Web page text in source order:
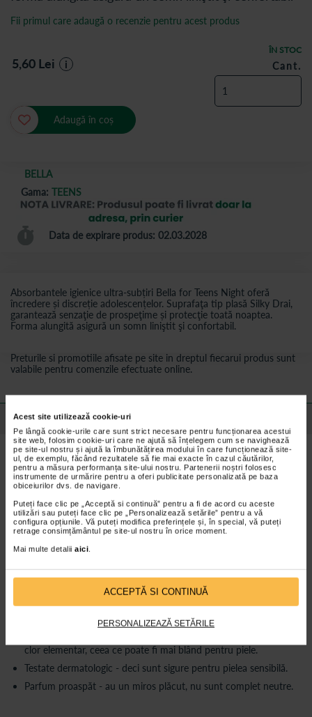
Acest site utilizează cookie-uri
Pe lângă cookie-urile care sunt strict necesare pentru funcționarea acestui
site web, folosim cookie-uri care ne ajută să înțelegem cum se navighează
pe site-ul nostru și ajută la îmbunătățirea modului în care funcționează site-
ul, de exemplu, făcând rezultatele să fie mai exacte în cazul căutărilor,
pentru a măsura performanța site-ului nostru. Partenerii noștri folosesc
instrumente de urmărire pentru a oferi publicitate personalizată pe baza
obiceiurilor dvs. de navigare.
Puteți face clic pe „Acceptă si continuă” pentru a fi de acord cu aceste
utilizări sau puteți face clic pe „Personalizează setările” pentru a vă
configura opțiunile. Vă puteți modifica preferințele și, în special, vă puteți
retrage consimțământul pe site-ul nostru în orice moment.
Mai multe detalii aici
ACCEPTĂ SI CONTINUĂ
PERSONALIZEAZĂ SETĂRILE
BELLA
Gama: TEENS
Data de expirare produs: 02.03.2028
Absorbantele igienice ultra-subțiri Bella for Teens Night oferă
încredere și discreție adolescențelor. Suprafaţa tip plasă Silky Drai,
garantează senzaţie de prospeţime și protecţie toată noaptea.
Forma alungită asigură un somn liniştit şi confortabil.
ÎN STOC
Fii primul care adaugă o recenzie pentru acest produs
5,60 Lei i Cant.
Adaugă în coș
Preturile si promotiile afisate pe site in dreptul fiecarui produs sunt
valabile pentru comenzile efectuate online.
Detalii despre produs
Beneficii Bella absorbante igienice Teens Sensitive
night:
Proiectate pentru noapte - au dimensiune mai lungă, oferind
protecție bună în timpul somnului.
Suprafață „Silky Drai” - material delicat, tip plasă, care lasă pielea
să respire.
Miez absorbant eficient + canalizare - distribuie lichidul uniform
Aripioare laterale - ajută la fixarea absorbantului și previn
scurgerile pe laterale.
Neutralizează mirosurile - sistem „Odour Stop” pentru a reduce
mirosurile neplăcute.
clor elementar, ceea ce poate fi mai blând pentru piele.
Testate dermatologic - deci sunt sigure pentru pielea sensibilă.
Parfum proaspăt - au un miros plăcut, nu sunt complet neutre.